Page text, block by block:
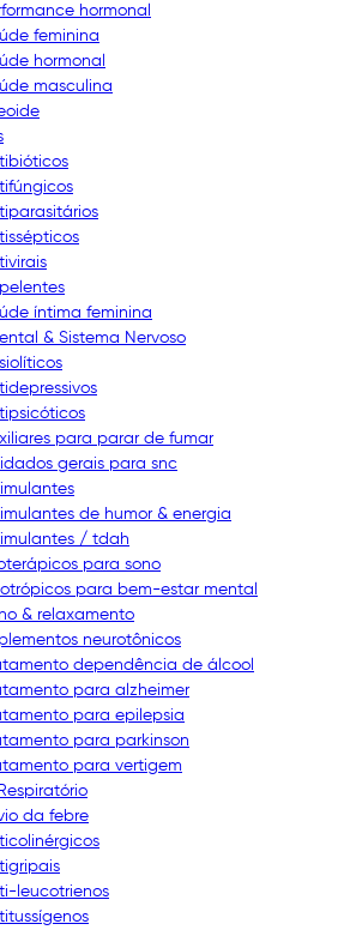
hormonal
feminina
hormonal
masculina
íntima feminina
& Sistema Nervoso
para parar de fumar
gerais para snc
de humor & energia
/ tdah
para sono
para bem-estar mental
& relaxamento
neurotônicos
dependência de álcool
para alzheimer
para epilepsia
para parkinson
para vertigem
da febre
leucotrienos